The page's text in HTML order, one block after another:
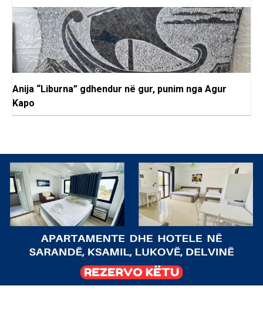
Anija “Liburna” gdhendur në gur, punim nga Agur
Kapo